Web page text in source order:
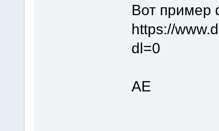
Вот пример
https://
dl=0
АЕ